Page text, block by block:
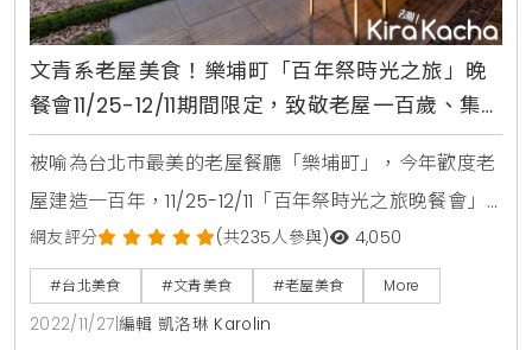
文青系老屋美食！樂埔町「百年祭時光之旅」晚
餐會11/25-12/11期間限定，致敬老屋一百歲、集
結歷年經典料理、回顧匠心工藝
被喻為台北市最美的老屋餐廳「樂埔町」，今年歡度老
屋建造一百年，11/25-12/11「百年祭時光之旅晚餐會」
集結了歷年來最具代表性的經典料理，讓顧客回味最初
的味蕾感動。週末夜晚更有三味線、琵琶現場演奏，增
添用餐時的懷舊氛圍。樂埔町的前身是舊錦町日式宿
網友評分 (共235人參與) 4,050
#台北美食 #文青美食 #老屋美食 More
2022/11/27 編輯 凱洛琳 Karolin